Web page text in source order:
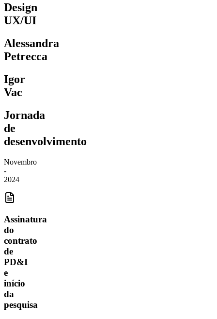
Design
UX/UI
Alessandra
Petrecca
Igor
Vac
Jornada
de
desenvolvimento
Novembro
-
2024
Assinatura
do
contrato
de
PD&I
e
início
da
pesquisa